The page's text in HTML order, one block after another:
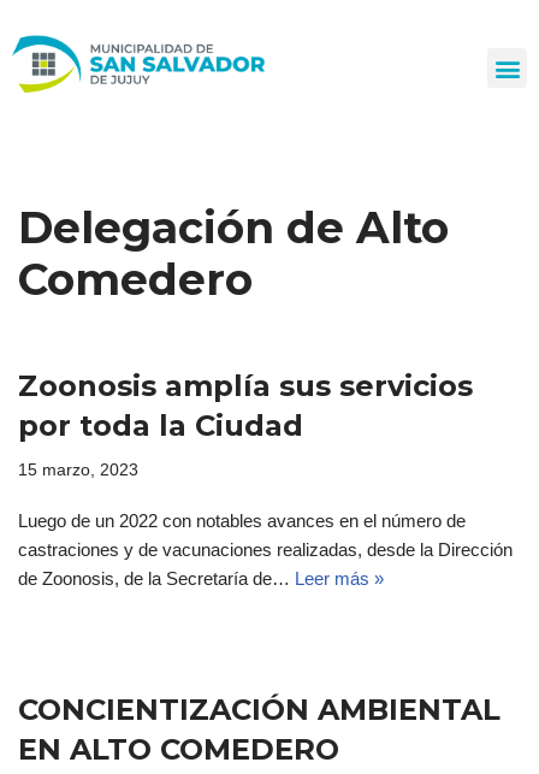
al
Delegación de Alto
Comedero
Zoonosis amplía sus servicios
por toda la Ciudad
15 marzo, 2023
Luego de un 2022 con notables avances en el número de
castraciones y de vacunaciones realizadas, desde la Dirección
de Zoonosis, de la Secretaría de… Leer más »
CONCIENTIZACIÓN AMBIENTAL
EN ALTO COMEDERO